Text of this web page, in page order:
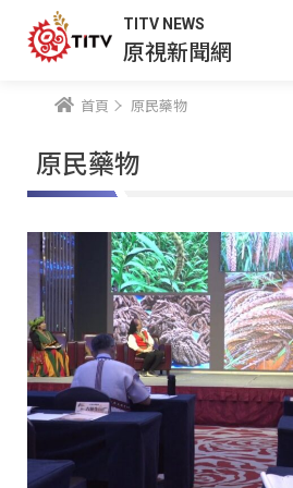
TITV NEWS
原視新聞網
首頁 原民藥物
原民藥物